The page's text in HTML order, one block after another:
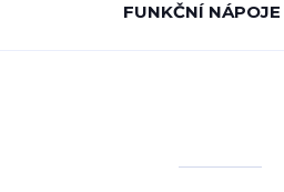
FUNKČNÍ NÁPOJE